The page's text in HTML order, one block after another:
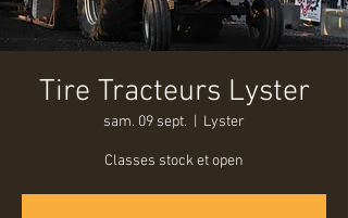
Tire Tracteurs Lyster
sam. 09 sept. Lyster
Classes stock et open